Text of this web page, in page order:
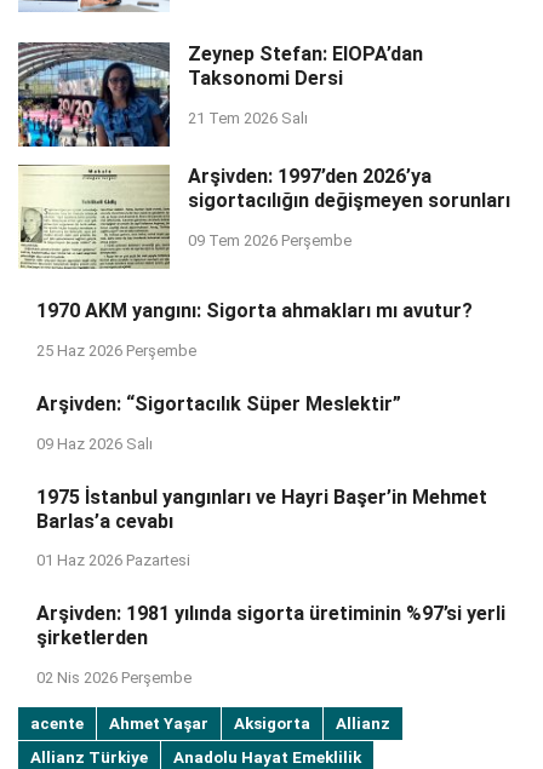
Zeynep Stefan: EIOPA’dan
Taksonomi Dersi
21 Tem 2026 Salı
Arşivden: 1997’den 2026’ya
sigortacılığın değişmeyen sorunları
09 Tem 2026 Perşembe
1970 AKM yangını: Sigorta ahmakları mı avutur?
25 Haz 2026 Perşembe
Arşivden: “Sigortacılık Süper Meslektir”
09 Haz 2026 Salı
1975 İstanbul yangınları ve Hayri Başer’in Mehmet
Barlas’a cevabı
01 Haz 2026 Pazartesi
Arşivden: 1981 yılında sigorta üretiminin %97’si yerli
şirketlerden
02 Nis 2026 Perşembe
acente Ahmet Yaşar Aksigorta
Allianz
Allianz Türkiye
Anadolu Hayat Emeklilik